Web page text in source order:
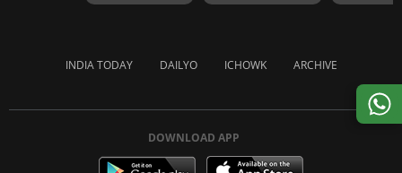
INDIA TODAY DAILYO ICHOWK ARCHIVE
DOWNLOAD APP